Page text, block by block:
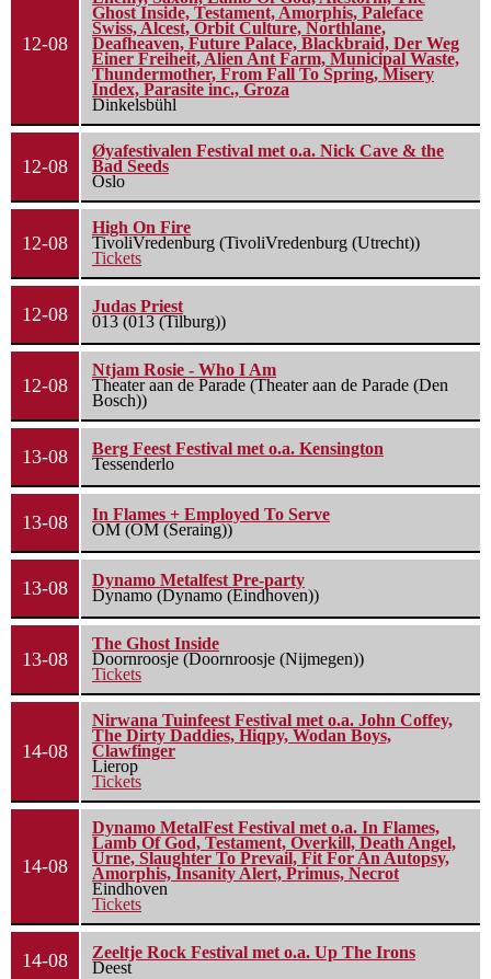
12-08
Ghost Inside, Testament, Amorphis, Paleface
Swiss, Alcest, Orbit Culture, Northlane,
Deafheaven, Future Palace, Blackbraid, Der Weg
Einer Freiheit, Alien Ant Farm, Municipal Waste,
Thundermother, From Fall To Spring, Misery
Index, Parasite inc., Groza
Dinkelsbühl
12-08
Øyafestivalen Festival met o.a. Nick Cave & the
Bad Seeds
Oslo
12-08
High On Fire
TivoliVredenburg (TivoliVredenburg (Utrecht))
Tickets
12-08
Judas Priest
013 (013 (Tilburg))
12-08
Ntjam Rosie - Who I Am
Theater aan de Parade (Theater aan de Parade (Den
Bosch))
13-08
Berg Feest Festival met o.a. Kensington
Tessenderlo
13-08
In Flames + Employed To Serve
OM (OM (Seraing))
13-08
Dynamo Metalfest Pre-party
Dynamo (Dynamo (Eindhoven))
13-08
The Ghost Inside
Doornroosje (Doornroosje (Nijmegen))
Tickets
14-08
Nirwana Tuinfeest Festival met o.a. John Coffey,
The Dirty Daddies, Hiqpy, Wodan Boys,
Clawfinger
Lierop
Tickets
14-08
Dynamo MetalFest Festival met o.a. In Flames,
Lamb Of God, Testament, Overkill, Death Angel,
Urne, Slaughter To Prevail, Fit For An Autopsy,
Amorphis, Insanity Alert, Primus, Necrot
Eindhoven
Tickets
14-08
Zeeltje Rock Festival met o.a. Up The Irons
Deest